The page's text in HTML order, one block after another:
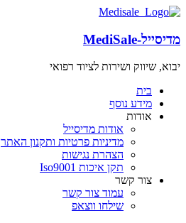
שִׂים
בְּאֲתָר
מֻפְעֶלֶת
לִנְגִישׁוּת
מדיסייל-MediSale
יבוא, שיווק ושירות לציוד רפואי
בית
מידע נוסף
אודות
אודות מדיסייל
מדיניות פרטיות ותקנון האתר
הצהרת נגישות
תקן איכות Iso9001
צור קשר
עמוד צור קשר
שילחו ווצאפ